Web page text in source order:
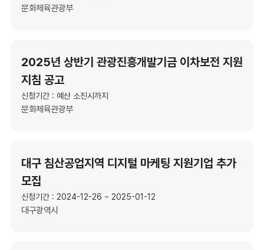
문화체육관광부
2025년 상반기 관광진흥개발기금 이차보전 지원
지침 공고
신청기간 : 예산 소진시까지
문화체육관광부
대구 침산공업지역 디지털 마케팅 지원기업 추가
모집
신청기간 : 2024-12-26 ~ 2025-01-12
대구광역시